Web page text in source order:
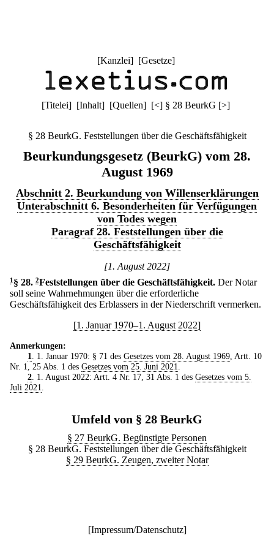
[Kanzlei] [Gesetze]
[Titelei] [Inhalt] [Quellen] [<] § 28 BeurkG [>]
§ 28 BeurkG. Feststellungen über die Geschäftsfähigkeit
Beurkundungsgesetz (BeurkG) vom 28.
August 1969
Abschnitt 2. Beurkundung von Willenserklärungen
Unterabschnitt 6. Besonderheiten für Verfügungen
von Todes wegen
Paragraf 28. Feststellungen über die
Geschäftsfähigkeit
[1. August 2022]
1 § 28. 2Feststellungen über die Geschäftsfähigkeit. Der Notar
soll seine Wahrnehmungen über die erforderliche
Geschäftsfähigkeit des Erblassers in der Niederschrift vermerken.
[1. Januar 1970–1. August 2022]
Anmerkungen:
1
. 1. Januar 1970: § 71 des Gesetzes vom 28. August 1969, Artt. 10
Nr. 1, 25 Abs. 1 des Gesetzes vom 25. Juni 2021
2. 1. August 2022: Artt. 4 Nr. 17, 31 Abs. 1 des Gesetzes vom 5.
Juli 2021
Umfeld von § 28 BeurkG
§ 27 BeurkG. Begünstigte Personen
§ 28 BeurkG. Feststellungen über die Geschäftsfähigkeit
§ 29 BeurkG. Zeugen, zweiter Notar
[Impressum/Datenschutz]